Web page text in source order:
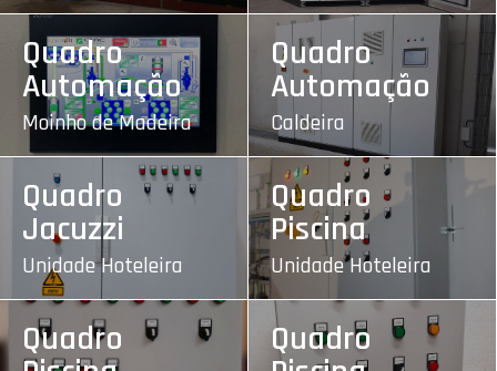
Quadro
Automação
Moinho de Madeira
Quadro
Automação
Caldeira
Quadro
Jacuzzi
Unidade Hoteleira
Quadro
Piscina
Unidade Hoteleira
Quadro Quadro